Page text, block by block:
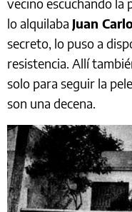
lo alquilaba Juan
secreto, lo puso a
resistencia. Allí
solo para seguir la
son una decena.